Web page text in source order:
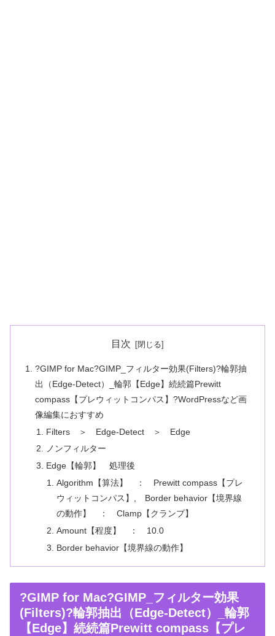
目次
?GIMP for Mac?GIMP_フィルター効果(Filters)?輪郭抽
出（Edge-Detect）_輪郭【Edge】続続篇Prewitt
compass【プレウィットコンパス】?WordPressなど画
像編集におすすめ
Filters ＞ Edge-Detect ＞ Edge
ノンフィルター
Edge【輪郭】 処理後
Algorithm【算法】 ： Prewitt compass【プレ
ウィットコンパス】, Border behavior【境界線
の動作】 ： Clamp【クランプ】
Amount【程度】 ： 10.0
Border behavior【境界線の動作】
?GIMP for Mac?GIMP_フィルター効果
(Filters)?輪郭抽出（Edge-Detect）_輪郭
【Edge】続続篇Prewitt compass【プレ